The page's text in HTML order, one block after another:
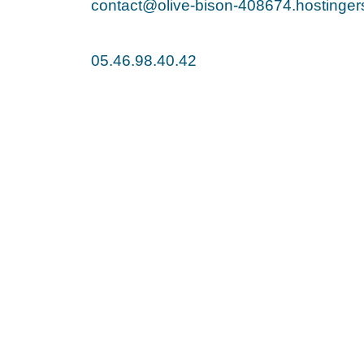
contact@olive-bison-
05.46.98.40.42